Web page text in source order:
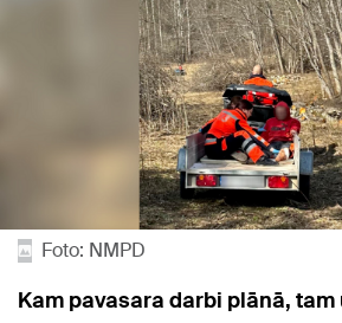
Foto: NMPD
Kam pavasara darbi plānā, tam